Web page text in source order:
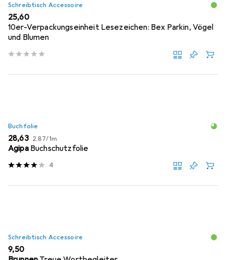
Schreibtisch Accessoire
EUR
25,60
10er-Verpackungseinheit Lesezeichen: Bex Parkin, Vögel
und Blumen
Buchfolie
EUR
28,63 EUR
2,87/1m
Agipa Buchschutzfolie
4
Schreibtisch Accessoire
EUR
9,50